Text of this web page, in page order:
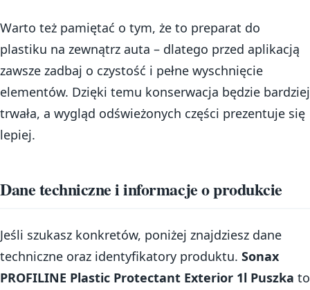
Warto też pamiętać o tym, że to preparat do
plastiku na zewnątrz auta – dlatego przed aplikacją
zawsze zadbaj o czystość i pełne wyschnięcie
elementów. Dzięki temu konserwacja będzie bardziej
trwała, a wygląd odświeżonych części prezentuje się
lepiej.
Dane techniczne i informacje o produkcie
Jeśli szukasz konkretów, poniżej znajdziesz dane
techniczne oraz identyfikatory produktu. Sonax
PROFILINE Plastic Protectant Exterior 1l Puszka to